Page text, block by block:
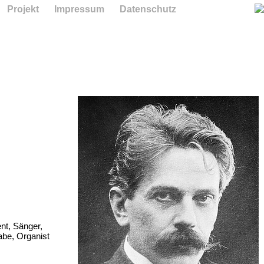
Sänger,
Organist
Projekt Impressum Datenschutz